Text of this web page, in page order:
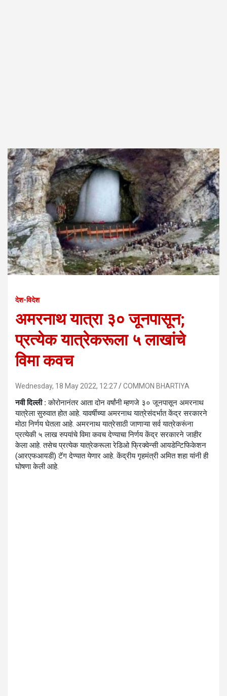
देश-विदेश
अमरनाथ यात्रा ३० जूनपासून;
प्रत्येक यात्रेकरूला ५ लाखांचे
विमा कवच
Wednesday, 18 May 2022, 12:27 COMMON BHARTIYA
नवी दिल्ली : कोरोनानंतर आता दोन वर्षांनी म्हणजे ३० जूनपासून अमरनाथ
यात्रेला सुरुवात होत आहे. यावर्षीच्या अमरनाथ यात्रेसंदर्भात केंद्र सरकारने
मोठा निर्णय घेतला आहे. अमरनाथ यात्रेसाठी जाणाऱ्या सर्व यात्रेकरूंना
प्रत्येकी ५ लाख रुपयांचे विमा कवच देण्याचा निर्णय केंद्र सरकारने जाहीर
केला आहे. तसेच प्रत्येक यात्रेकरूला रेडिओ फ्रिक्वेन्सी आयडेन्टिफिकेशन
(आरएफआयडी) टॅग देण्यात येणार आहे. केंद्रीय गृहमंत्री अमित शहा यांनी ही
घोषणा केली आहे.